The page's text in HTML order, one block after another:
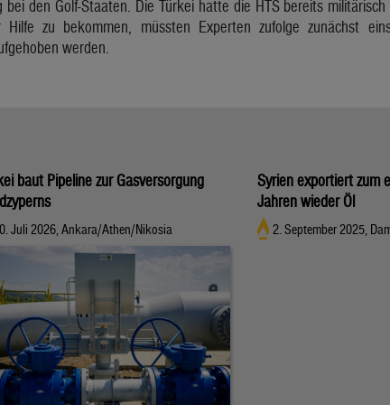
bei den Golf-Staaten. Die Türkei hatte die HTS bereits
Hilfe zu bekommen, müssten Experten zufolge zunächst
werden.
baut Pipeline zur Gasversorgung
Juli 2026, Ankara/Athen/Nikosia
Syrien exportiert zum
Jahren wieder Öl
2. September 2025,